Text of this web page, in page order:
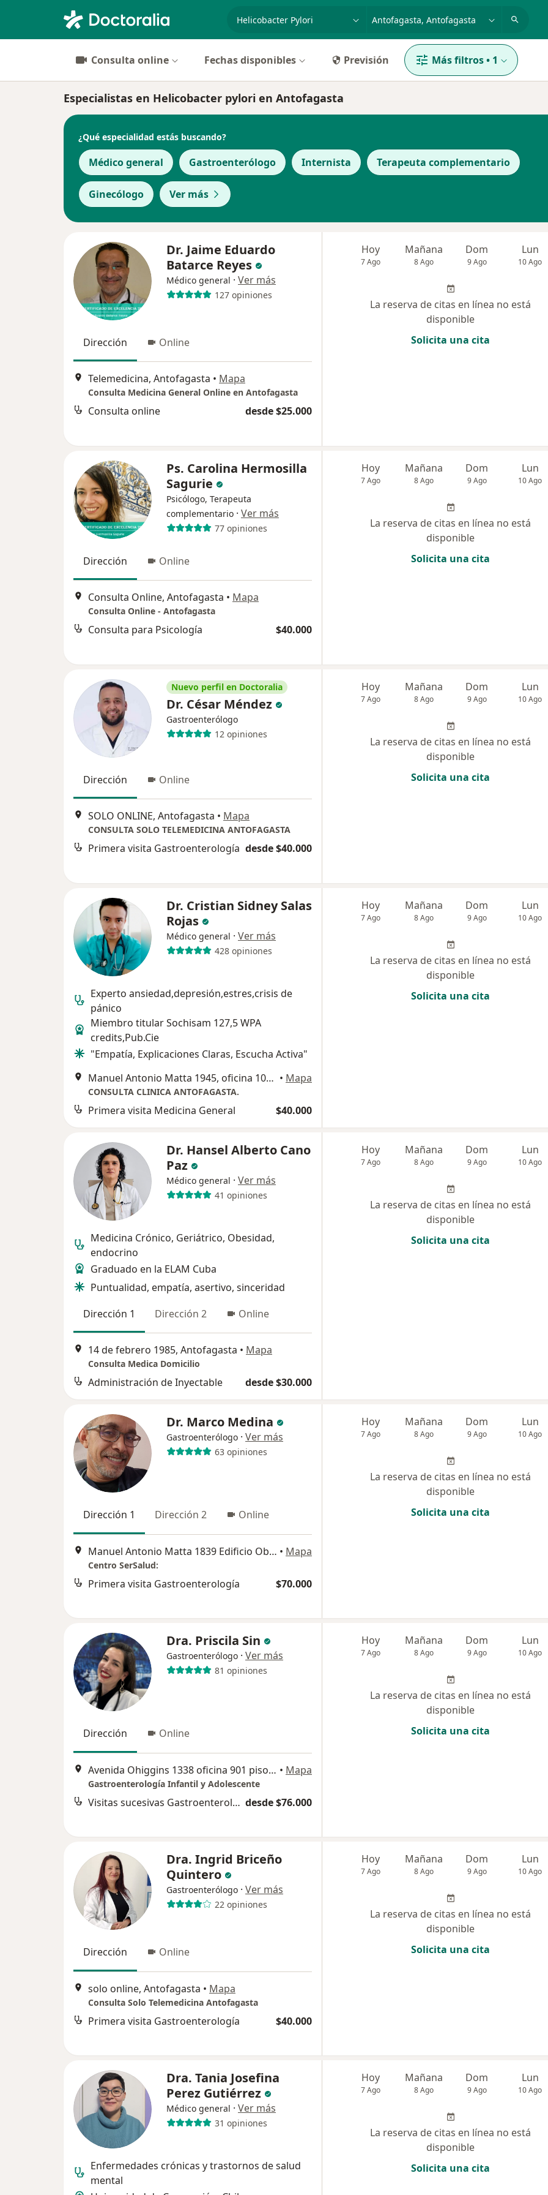
Consulta online Fechas disponibles Previsión Más filtros• 1
Especialistas en Helicobacter pylori en Antofagasta
¿Qué especialidad estás buscando?
Médico general Gastroenterólogo Internista Terapeuta complementario
Ginecólogo Ver más
Dr. Jaime Eduardo
Batarce Reyes
Médico general · Ver más
127 opiniones
Dirección Online
Telemedicina, Antofagasta • Mapa
Consulta Medicina General Online en Antofagasta
Consulta online desde $25.000
Hoy
7 Ago
Mañana
8 Ago
Dom
9 Ago
Lun
10 Ago
La reserva de citas en línea no está
disponible
Solicita una cita
Ps. Carolina Hermosilla
Sagurie
Psicólogo, Terapeuta
complementario · Ver más
77 opiniones
Dirección Online
Consulta Online, Antofagasta • Mapa
Consulta Online - Antofagasta
Consulta para Psicología $40.000
Hoy
7 Ago
Mañana
8 Ago
Dom
9 Ago
Lun
10 Ago
La reserva de citas en línea no está
disponible
Solicita una cita
Nuevo perfil en Doctoralia
Dr. César Méndez
Gastroenterólogo
12 opiniones
Dirección Online
SOLO ONLINE, Antofagasta • Mapa
CONSULTA SOLO TELEMEDICINA ANTOFAGASTA
Primera visita Gastroenterología desde $40.000
Hoy
7 Ago
Mañana
8 Ago
Dom
9 Ago
Lun
10 Ago
La reserva de citas en línea no está
disponible
Solicita una cita
Dr. Cristian Sidney Salas
Rojas
Médico general · Ver más
428 opiniones
Experto ansiedad,depresión,estres,crisis de
pánico
Miembro titular Sochisam 127,5 WPA
credits,Pub.Cie
"Empatía, Explicaciones Claras, Escucha Activa"
Manuel Antonio Matta 1945, oficina 1002, Antofagasta • Mapa
CONSULTA CLINICA ANTOFAGASTA.
Primera visita Medicina General $40.000
Hoy
7 Ago
Mañana
8 Ago
Dom
9 Ago
Lun
10 Ago
La reserva de citas en línea no está
disponible
Solicita una cita
Dr. Hansel Alberto Cano
Paz
Médico general · Ver más
41 opiniones
Medicina Crónico, Geriátrico, Obesidad,
endocrino
Graduado en la ELAM Cuba
Puntualidad, empatía, asertivo, sinceridad
Dirección 1
Dirección 2 Online
14 de febrero 1985, Antofagasta • Mapa
Consulta Medica Domicilio
Administración de Inyectable desde $30.000
Hoy
7 Ago
Mañana
8 Ago
Dom
9 Ago
Lun
10 Ago
La reserva de citas en línea no está
disponible
Solicita una cita
Dr. Marco Medina
Gastroenterólogo · Ver más
63 opiniones
Dirección 1 Dirección 2 Online
Manuel Antonio Matta 1839 Edificio Obelisco Of 2001A, Antofagasta • Mapa
Centro SerSalud:
Primera visita Gastroenterología $70.000
Hoy
7 Ago
Mañana
8 Ago
Dom
9 Ago
Lun
10 Ago
La reserva de citas en línea no está
disponible
Solicita una cita
Dra. Priscila Sin
Gastroenterólogo · Ver más
81 opiniones
Dirección Online
Avenida Ohiggins 1338 oficina 901 piso 9 Edificio Mackenzie, Antofagasta • Mapa
Gastroenterología Infantil y Adolescente
Visitas sucesivas Gastroenterología desde $76.000
Hoy
7 Ago
Mañana
8 Ago
Dom
9 Ago
Lun
10 Ago
La reserva de citas en línea no está
disponible
Solicita una cita
Dra. Ingrid Briceño
Quintero
Gastroenterólogo · Ver más
22 opiniones
Dirección Online
solo online, Antofagasta • Mapa
Consulta Solo Telemedicina Antofagasta
Primera visita Gastroenterología $40.000
Hoy
7 Ago
Mañana
8 Ago
Dom
9 Ago
Lun
10 Ago
La reserva de citas en línea no está
disponible
Solicita una cita
Dra. Tania Josefina
Perez Gutiérrez
Médico general · Ver más
31 opiniones
Enfermedades crónicas y trastornos de salud
mental
Hoy
7 Ago
Mañana
8 Ago
Dom
9 Ago
Lun
10 Ago
La reserva de citas en línea no está
disponible
Solicita una cita